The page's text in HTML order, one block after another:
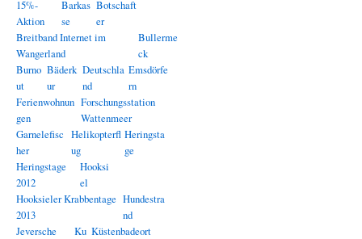
15%-
Aktion
Barkas
se
Botschaft
er
Breitband Internet im
Wangerland
Bullerme
ck
Burno
ut
Bäderk
ur
Deutschla
nd
Emsdörfe
rn
Ferienwohnun
gen
Forschungsstation
Wattenmeer
Garnelefisc
her
Helikopterfl
ug
Heringsta
ge
Heringstage
2012
Hooksi
el
Hooksieler Krabbentage
2013
Hundestra
nd
Jeversche
Ku Küstenbadeort